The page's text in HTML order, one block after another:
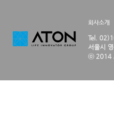
회사소개
Tel.
서울시
ⓒ 2014